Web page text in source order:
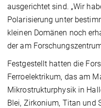
ausgerichtet sind. „Wir
Polarisierung unter
kleinen Domänen noch
der am
Festgestellt hatten die
Ferroelektrikum, das am
Mikrostrukturphysik in
Blei, Zirkonium, Titan und